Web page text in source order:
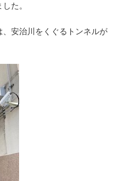
た。
安治川をくぐるトンネルが